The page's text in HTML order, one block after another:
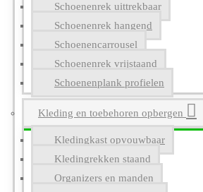
Schoenenrek uittrekbaar
Schoenenrek hangend
Schoenencarrousel
Schoenenrek vrijstaand
Schoenenplank profielen
Kleding en toebehoren opbergen
Kledingkast opvouwbaar
Kledingrekken staand
Organizers en manden